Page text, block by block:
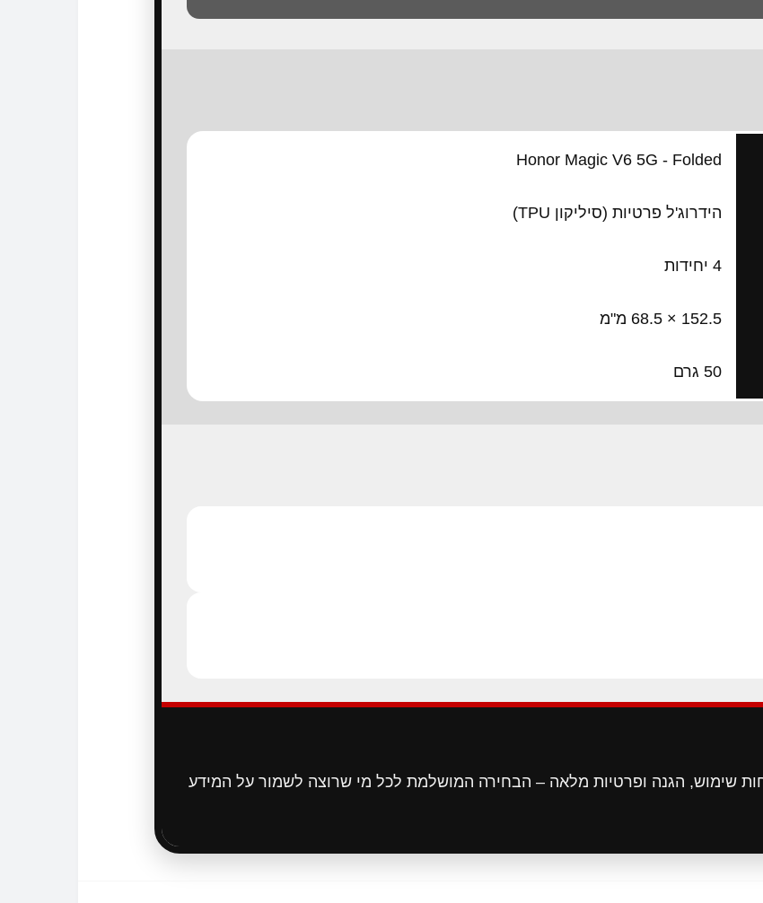
Honor Magic V6 5G - Folded
הידרוג'ל פרטיות (סיליקון TPU)
4 יחידות
152.5 × 68.5 מ"מ
50 גרם
שימוש, הגנה ופרטיות מלאה – הבחירה המושלמת לכל מי שרוצה לשמור על המידע